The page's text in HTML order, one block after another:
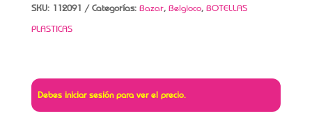
SKU: 112091 Categorías: Bazar, Belgioco, BOTELLAS
PLASTICAS
Debes iniciar sesión para ver el precio.